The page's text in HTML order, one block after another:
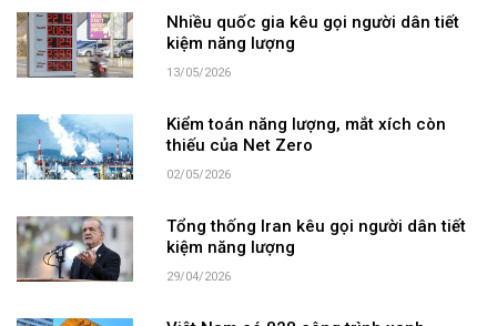
Nhiều quốc gia kêu gọi người dân tiết
kiệm năng lượng
13/05/2026
Kiểm toán năng lượng, mắt xích còn
thiếu của Net Zero
02/05/2026
Tổng thống Iran kêu gọi người dân tiết
kiệm năng lượng
29/04/2026